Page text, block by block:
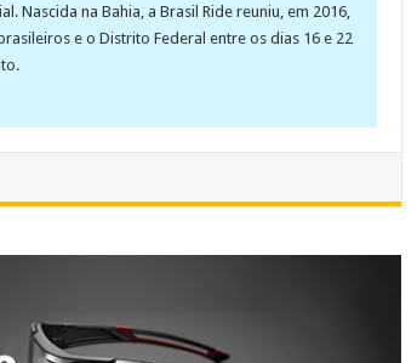
Nascida na Bahia, a Brasil Ride reuniu, em 2016,
e o Distrito Federal entre os dias 16 e 22